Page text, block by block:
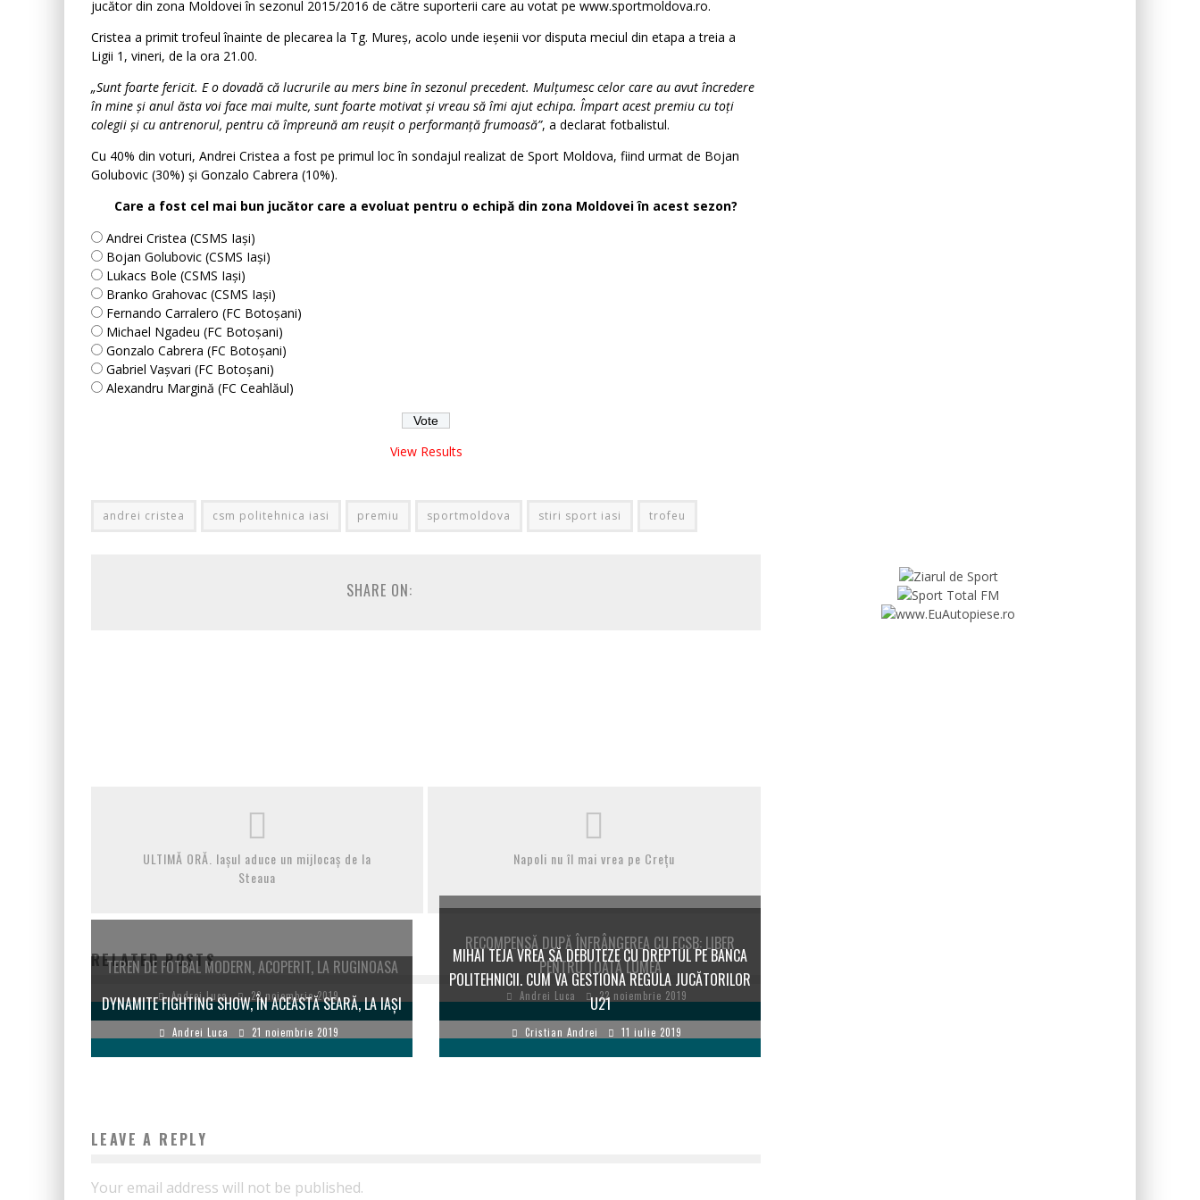
jucător din zona Moldovei în sezonul 2015/2016 de către suporterii care au votat pe www.sportmoldova.ro.
Cristea a primit trofeul înainte de plecarea la Tg. Mureș, acolo unde ieșenii vor disputa meciul din etapa a treia a
Ligii 1, vineri, de la ora 21.00.
„Sunt foarte fericit. E o dovadă că lucrurile au mers bine în sezonul precedent. Mulțumesc celor care au avut încredere
în mine și anul ăsta voi face mai multe, sunt foarte motivat și vreau să îmi ajut echipa. Împart acest premiu cu toți
colegii și cu antrenorul, pentru că împreună am reușit o performanță frumoasă”, a declarat fotbalistul.
Cu 40% din voturi, Andrei Cristea a fost pe primul loc în sondajul realizat de Sport Moldova, fiind urmat de Bojan
Golubovic (30%) și Gonzalo Cabrera (10%).
Care a fost cel mai bun jucător care a evoluat pentru o echipă din zona Moldovei în acest sezon?
Andrei Cristea (CSMS Iași)
Bojan Golubovic (CSMS Iași)
Lukacs Bole (CSMS Iași)
Branko Grahovac (CSMS Iași)
Fernando Carralero (FC Botoșani)
Michael Ngadeu (FC Botoșani)
Gonzalo Cabrera (FC Botoșani)
Gabriel Vașvari (FC Botoșani)
Alexandru Margină (FC Ceahlăul)
View Results
andrei cristea csm politehnica iasi premiu sportmoldova stiri sport iasi trofeu
SHARE ON:
ULTIMĂ ORĂ. Iașul aduce un mijlocaș de la
Steaua
Napoli nu îl mai vrea pe Crețu
RELATED POSTS
TEREN DE FOTBAL MODERN, ACOPERIT, LA RUGINOASA
Andrei Luca 22 noiembrie 2019
RECOMPENSĂ DUPĂ ÎNFRÂNGEREA CU FCSB: LIBER
PENTRU TOATĂ LUMEA
Andrei Luca 22 noiembrie 2019
DYNAMITE FIGHTING SHOW, ÎN ACEASTĂ SEARĂ, LA IAȘI
Andrei Luca 21 noiembrie 2019
MIHAI TEJA VREA SĂ DEBUTEZE CU DREPTUL PE BANCA
POLITEHNICII. CUM VA GESTIONA REGULA JUCĂTORILOR
U21
Cristian Andrei 11 iulie 2019
LEAVE A REPLY
Your email address will not be published.